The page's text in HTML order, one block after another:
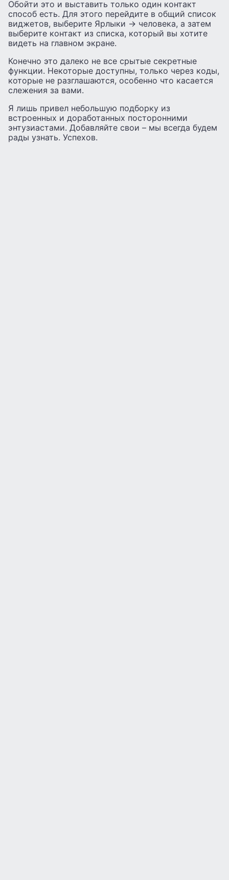
Обойти это и выставить только один контакт
способ есть. Для этого перейдите в общий список
виджетов, выберите Ярлыки → человека, а затем
выберите контакт из списка, который вы хотите
видеть на главном экране.
Конечно это далеко не все срытые секретные
функции. Некоторые доступны, только через коды,
которые не разглашаются, особенно что касается
слежения за вами.
Я лишь привел небольшую подборку из
встроенных и доработанных посторонними
энтузиастами. Добавляйте свои – мы всегда будем
рады узнать. Успехов.